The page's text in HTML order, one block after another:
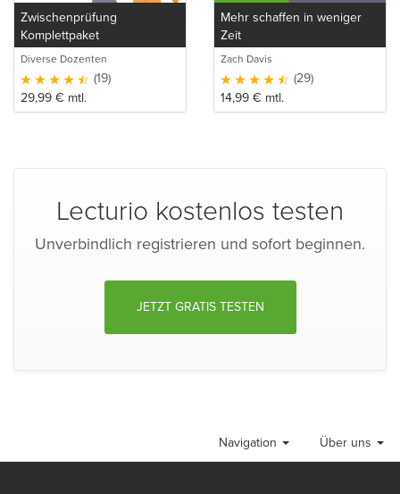
Zwischenprüfung
Komplettpaket
Diverse Dozenten
(19)
29,99 € mtl.
Mehr schaffen in weniger
Zeit
Zach Davis
(29)
14,99 € mtl.
Lecturio kostenlos testen
Unverbindlich registrieren und sofort beginnen.
JETZT GRATIS TESTEN
Über uns
Navigation